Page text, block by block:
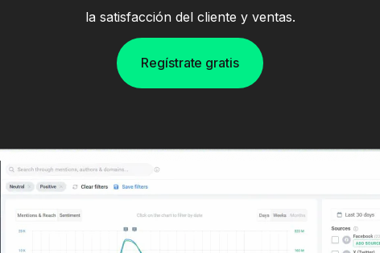
Backlinks Checker Partner Directory
la satisfacción del cliente y ventas.
Regístrate gratis